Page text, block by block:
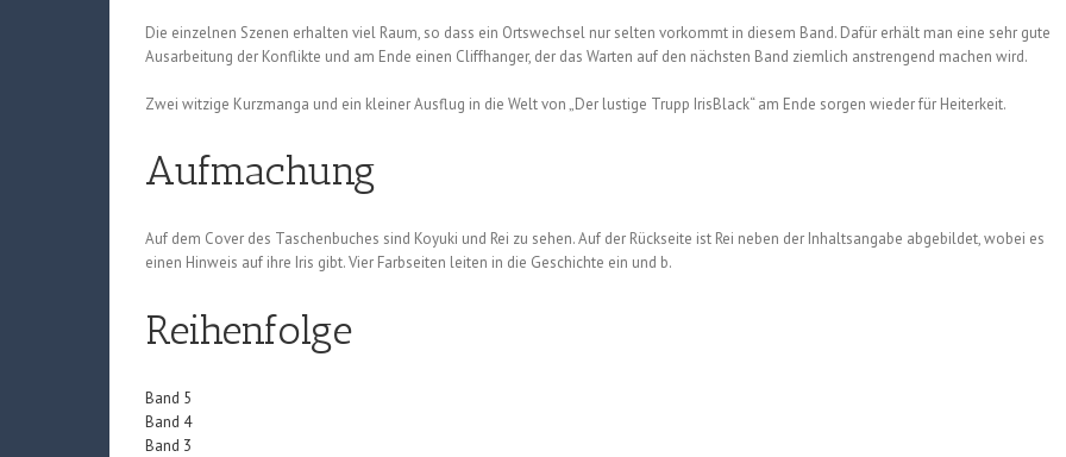
Die einzelnen Szenen erhalten viel Raum, so dass ein Ortswechsel nur selten vorkommt in diesem Band. Dafür erhält man eine sehr gute
Ausarbeitung der Konflikte und am Ende einen Cliffhanger, der das Warten auf den nächsten Band ziemlich anstrengend machen wird.
Zwei witzige Kurzmanga und ein kleiner Ausflug in die Welt von „Der lustige Trupp IrisBlack“ am Ende sorgen wieder für Heiterkeit.
Aufmachung
Auf dem Cover des Taschenbuches sind Koyuki und Rei zu sehen. Auf der Rückseite ist Rei neben der Inhaltsangabe abgebildet, wobei es
einen Hinweis auf ihre Iris gibt. Vier Farbseiten leiten in die Geschichte ein und b.
Reihenfolge
Band 5
Band 4
Band 3